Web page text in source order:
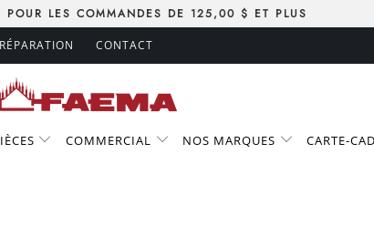
POUR LES COMMANDES DE 125,00 $ ET PLUS
CONTACT
COMMERCIAL NOS MARQUES CARTE-